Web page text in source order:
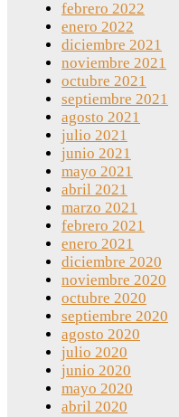
febrero 2022
enero 2022
diciembre 2021
noviembre 2021
octubre 2021
septiembre 2021
agosto 2021
julio 2021
junio 2021
mayo 2021
abril 2021
marzo 2021
febrero 2021
enero 2021
diciembre 2020
noviembre 2020
octubre 2020
septiembre 2020
agosto 2020
julio 2020
junio 2020
mayo 2020
abril 2020